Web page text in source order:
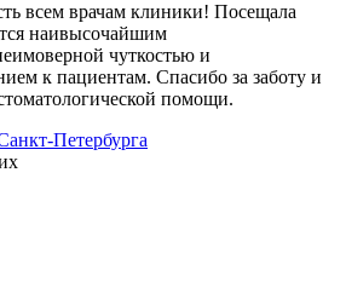
всем врачам клиники! Посещала
наивысочайшим
чуткостью и
к пациентам. Спасибо за заботу и
помощи.